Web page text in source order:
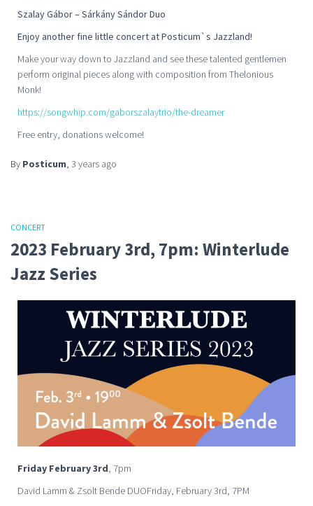
Szalay Gábor – Sárkány Sándor Duo
Enjoy another fine little concert at Posticum`s Jazzland!
Make your way down to Jazzland and see these talented gentlemen
perform original pieces along with composition from Thelonious
Monk!
https://songwhip.com/gaborszalaytrio/the-dreamer
Free entry, donations welcome!
By Posticum, 3 years ago
CONCERT
2023 February 3rd, 7pm: Winterlude
Jazz Series
Friday February 3rd, 7pm
David Lamm & Zsolt Bende DUOFriday, February 3rd, 7PM